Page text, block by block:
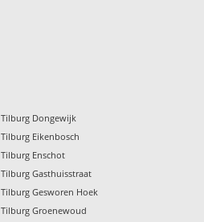
Dongewijk
Eikenbosch
Enschot
Gasthuisstraat
Gesworen Hoek
Groenewoud